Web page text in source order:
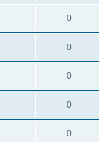
0
0
0
0
0